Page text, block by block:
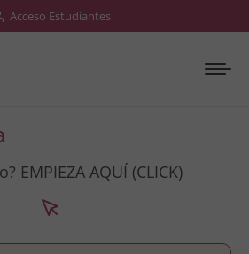
Acceso Estudiantes
EMPIEZA AQUÍ (CLICK)